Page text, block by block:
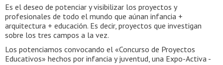
Es el deseo de potenciar y visibilizar los proyectos y
profesionales de todo el mundo que aúnan infancia +
arquitectura + educación. Es decir, proyectos que investigan
sobre los tres campos a la vez.
Los potenciamos convocando el «Concurso de Proyectos
Educativos» hechos por infancia y juventud, una Expo-Activa -